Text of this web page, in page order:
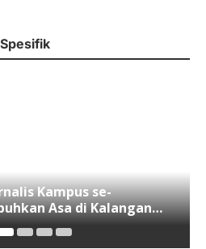
Spesifik
Kampus se-
Asa di Kalangan
Disruspi Digital